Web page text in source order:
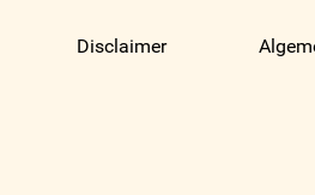
Disclaimer